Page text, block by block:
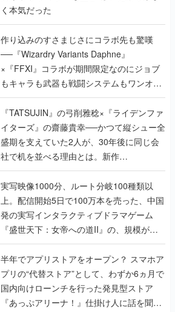
く本気だった
作り込みのすさまじさにコラボ先も驚嘆
──『Wizardry Variants Daphne』
×『FFXI』コラボが期間限定なのにジョブ
もキャラも武器も戦闘システムもワンオフ
で作り込まれた理由を両ディレクターに聞
く
『TATSUJIN』の弓削雅稔×『ライデンファ
イターズ』の齋藤貴幸──かつて縦シュー全
盛期を支えていた2人が、30年後に同じ会
社で机を並べる理由とは。新作
『TATSUJIN EXTREME』で初タッグを組
んだレジェンド2人に訊く開発秘話
実写映像1000分、ルート分岐100種類以
上。配信開始5日で100万本を売った、中国
発の実写インタラクティブドラマゲーム
『盛世天下：女帝への道II』の、規模が違
うこだわりをプロデューサーに聞いた
半年でアプリストアをオープン？ スマホア
プリの“代替ストア”として、わずか6ヵ月で
国内向けローンチを行った発見型ストア
『あっぷアリーナ！』仕掛け人に話を聞い